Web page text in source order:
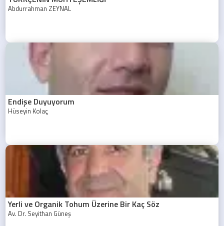
Abdurrahman ZEYNAL
Endişe Duyuyorum
Hüseyin Kolaç
Yerli ve Organik Tohum Üzerine Bir Kaç Söz
Av. Dr. Seyithan Güneş